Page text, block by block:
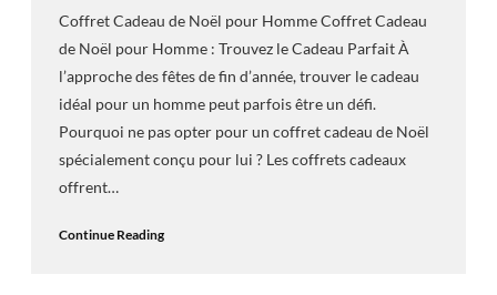
Coffret Cadeau de Noël pour Homme Coffret Cadeau
de Noël pour Homme : Trouvez le Cadeau Parfait À
l’approche des fêtes de fin d’année, trouver le cadeau
idéal pour un homme peut parfois être un défi.
Pourquoi ne pas opter pour un coffret cadeau de Noël
spécialement conçu pour lui ? Les coffrets cadeaux
offrent…
Continue Reading